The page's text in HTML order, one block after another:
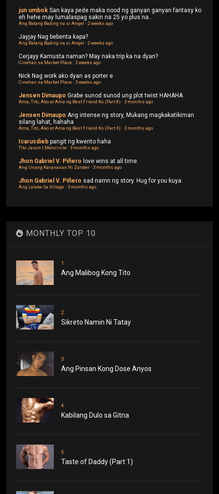
jun umbok San kaya pede maka nood ng ganyan ganyan fantasy ko
eh hehe may lumalaspag sakin na 25 yo plus na...
Ang Batang Bading na si Angel ·2 weeks ago
JayjayNag bebenta kapa?
Ang Batang Bading na si Angel ·2 weeks ago
CerjayyKamusta naman? May naka trip ka na dyan?
Cinehan sa Market Place·2 weeks ago
NickNag work ako dyan as porter e
Cinehan sa Market Place·3 weeks ago
Jensen Dimaupo Grabe sunod sunod ung plot twist HAHAHA
Ama, Tito, Ako at Ama ng Best Friend Ko (Part 8) ·3 months ago
Jensen Dimaupo Ang intense ng story, Mukang magkakatikiman
silang lahat, hahaha
Ama, Tito, Ako at Ama ng Best Friend Ko (Part 6) ·3 months ago
Icarusdieb pangit ng kwento haha
Tito Jason | Mencircle·3 months ago
Jhon Gabriel V. Piñero love wins at all time.
Ang Unang Karanasan Ni Zander·3 months ago
Jhon Gabriel V. Piñero sad namn ng story. Hug for you kuya.
Ang Lalake Sa Village·3 months ago
MONTHLY TOP 10
1
Ang Malibog Kong Tito
2
Sikreto Namin Ni Tatay
3
Ang Pinsan Kong Dose Anyos
4
Kabilang Dulo sa Gitna
5
Taste of Daddy (Part 1)